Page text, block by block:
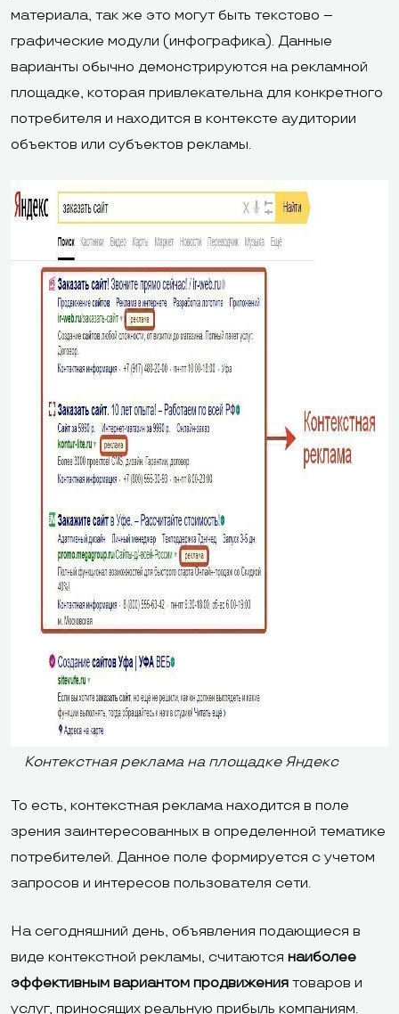
материала, так же это могут быть текстово –
графические модули (инфографика). Данные
варианты обычно демонстрируются на рекламной
площадке, которая привлекательна для конкретного
потребителя и находится в контексте аудитории
объектов или субъектов рекламы.
Контекстная реклама на площадке Яндекс
То есть, контекстная реклама находится в поле
зрения заинтересованных в определенной тематике
потребителей. Данное поле формируется с учетом
запросов и интересов пользователя сети.
На сегодняшний день, объявления подающиеся в
виде контекстной рекламы, считаются наиболее
эффективным вариантом продвижения товаров и
услуг, приносящих реальную прибыль компаниям.